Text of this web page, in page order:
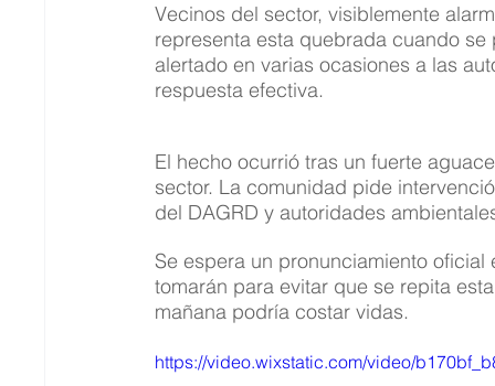
Vecinos del sector, visiblemente
representa esta quebrada cuando
alertado en varias ocasiones a las
respuesta efectiva.
El hecho ocurrió tras un fuerte
sector. La comunidad pide
del DAGRD y autoridades
Se espera un pronunciamiento
tomarán para evitar que se repita
mañana podría costar vidas.
https://video.wixstatic.com/video/